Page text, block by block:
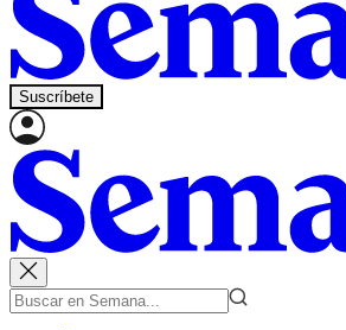
Suscríbete